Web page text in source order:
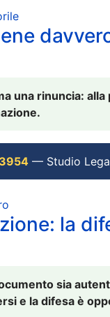
una rinuncia: alla
— Studio
la
sia
e la difesa è